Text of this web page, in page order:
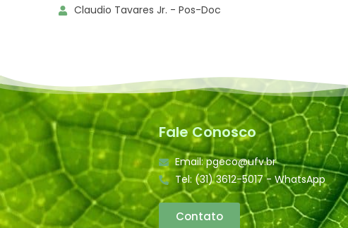
Claudio Tavares Jr. - Pos-Doc
Fale Conosco
Email: pgeco@ufv.br
Tel: (31) 3612-5017 - WhatsApp
Contato